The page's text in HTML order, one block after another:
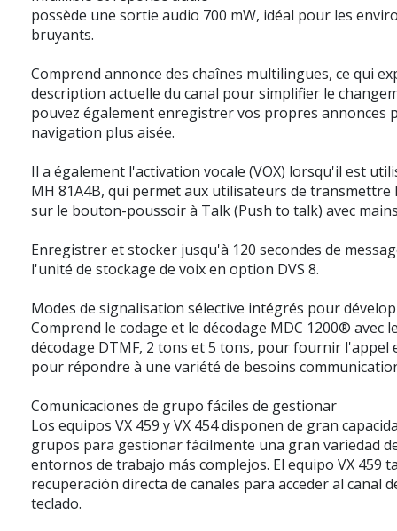
possède une sortie audio 700 mW, idéal pour les
bruyants.
Comprend annonce des chaînes multilingues, ce qui
description actuelle du canal pour simplifier le
pouvez également enregistrer vos propres annonces
navigation plus aisée.
Il a également l'activation vocale (VOX) lorsqu'il est
MH 81A4B, qui permet aux utilisateurs de transmettre
sur le bouton-poussoir à Talk (Push to talk) avec
Enregistrer et stocker jusqu'à 120 secondes de
l'unité de stockage de voix en option DVS 8.
Modes de signalisation sélective intégrés pour
Comprend le codage et le décodage MDC 1200® avec
décodage DTMF, 2 tons et 5 tons, pour fournir l'appel
pour répondre à une variété de besoins
Comunicaciones de grupo fáciles de gestionar
Los equipos VX 459 y VX 454 disponen de gran
grupos para gestionar fácilmente una gran variedad
entornos de trabajo más complejos. El equipo VX 459
recuperación directa de canales para acceder al canal
teclado.